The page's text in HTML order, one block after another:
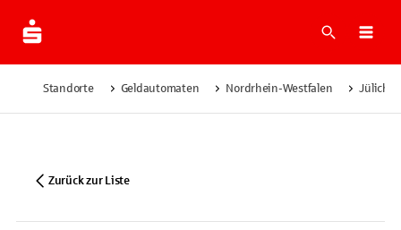
Suche
Standorte Geldautomaten Nordrhein-Westfalen Jülich
Zurück zur Liste